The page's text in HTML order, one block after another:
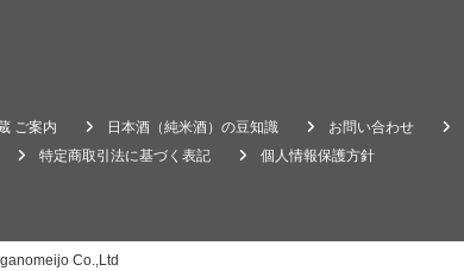
ご案内 日本酒（純米酒）の豆知識 お問い合わせ
特定商取引法に基づく表記 個人情報保護方針
Co.,Ltd